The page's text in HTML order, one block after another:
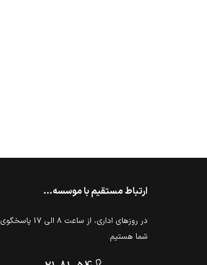
ارتباط مستقیم با موسسه...
در روزهای اداری، از ساعت 8 الی 17 پاسخگوی
شما هستیم.